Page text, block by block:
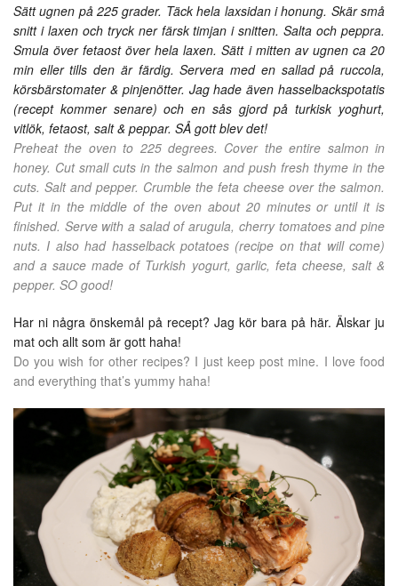
Sätt ugnen på 225 grader. Täck hela laxsidan i honung. Skär små
snitt i laxen och tryck ner färsk timjan i snitten. Salta och peppra.
Smula över fetaost över hela laxen. Sätt i mitten av ugnen ca 20
min eller tills den är färdig. Servera med en sallad på ruccola,
körsbärstomater & pinjenötter. Jag hade även hasselbackspotatis
(recept kommer senare) och en sås gjord på turkisk yoghurt,
vitlök, fetaost, salt & peppar. SÅ gott blev det!
Preheat the oven to 225 degrees. Cover the entire salmon in
honey. Cut small cuts in the salmon and push fresh thyme in the
cuts. Salt and pepper. Crumble the feta cheese over the salmon.
Put it in the middle of the oven about 20 minutes or until it is
finished. Serve with a salad of arugula, cherry tomatoes and pine
nuts. I also had hasselback potatoes (recipe on that will come)
and a sauce made of Turkish yogurt, garlic, feta cheese, salt &
pepper. SO good!
Har ni några önskemål på recept? Jag kör bara på här. Älskar ju
mat och allt som är gott haha!
Do you wish for other recipes? I just keep post mine. I love food
and everything that’s yummy haha!